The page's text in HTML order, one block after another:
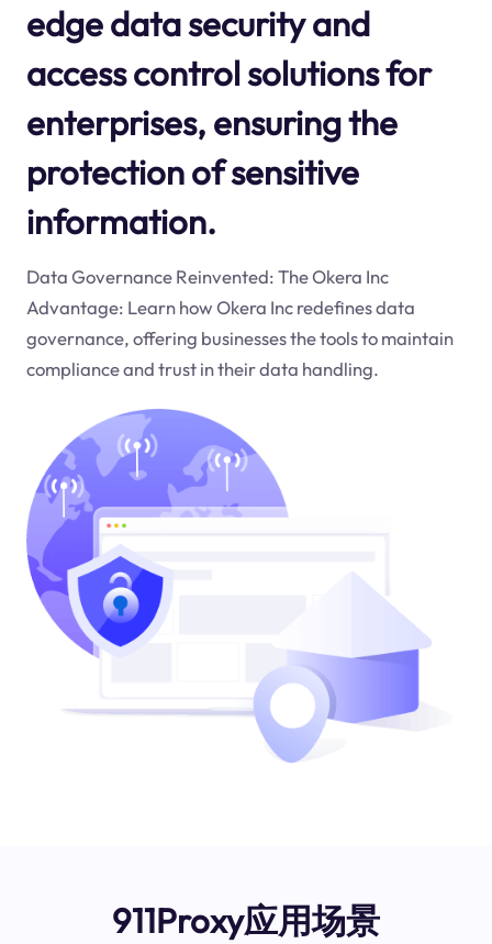
edge data security and
access control solutions for
enterprises, ensuring the
protection of sensitive
information.
Data Governance Reinvented: The Okera Inc
Advantage: Learn how Okera Inc redefines data
governance, offering businesses the tools to maintain
compliance and trust in their data handling.
911Proxy应用场景